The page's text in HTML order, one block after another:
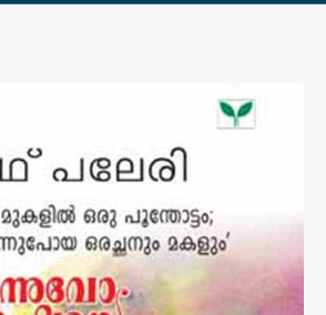
POEMS
SATIRE
SCREEN PLAY
SELF HELP